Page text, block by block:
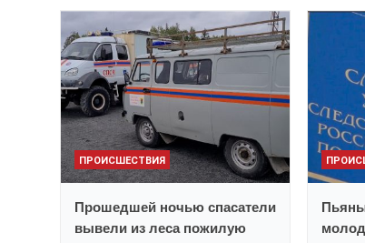
ПРОИСШЕСТВИЯ
Прошедшей ночью спасатели
вывели из леса пожилую